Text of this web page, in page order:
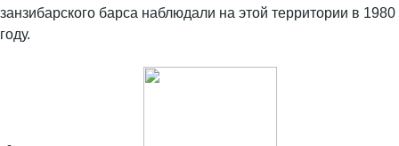
занзибарского барса наблюдали на этой территории в 1980
году.